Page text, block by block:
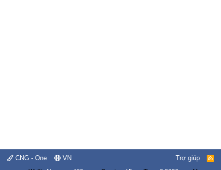
CNG - One VN Trợ giúp
R